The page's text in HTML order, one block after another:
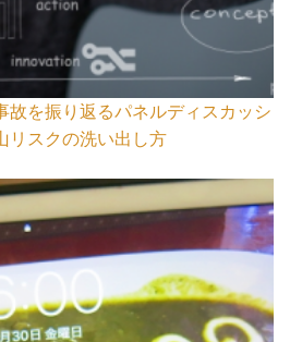
故を振り返るパネルディスカッシ
リスクの洗い出し方